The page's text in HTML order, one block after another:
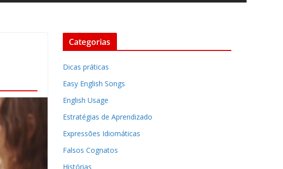
Categorias
Dicas práticas
Easy English Songs
English Usage
Estratégias de Aprendizado
Expressões Idiomáticas
Falsos Cognatos
Histórias